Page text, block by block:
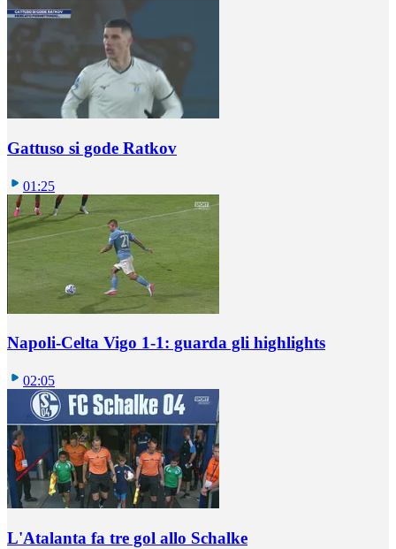
Gattuso si gode Ratkov
01:25
Napoli-Celta Vigo 1-1: guarda gli highlights
02:05
L'Atalanta fa tre gol allo Schalke